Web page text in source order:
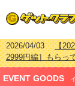
2026/04/03【
2026/02/16【
新しました！
2026/02/03【
2999円編］もらっ
EVENT GOODS